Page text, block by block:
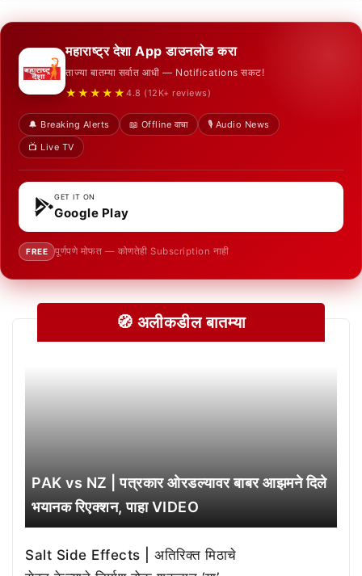
महाराष्ट्र देशा App डाउनलोड करा
ताज्या बातम्या सर्वात आधी — Notifications सकट!
★★★★★ 4.8 (12K+ reviews)
🔔 Breaking Alerts 📖 Offline वाचा
🎙️ Audio News
📺 Live TV
GET IT ON
Google Play
FREE पूर्णपणे मोफत — कोणतेही Subscription नाही
🧭 अलीकडील बातम्या
PAK vs NZ | पत्रकार ओरडल्यावर बाबर आझमने दिले
भयानक रिएक्शन, पाहा VIDEO
Salt Side Effects | अतिरिक्त मिठाचे